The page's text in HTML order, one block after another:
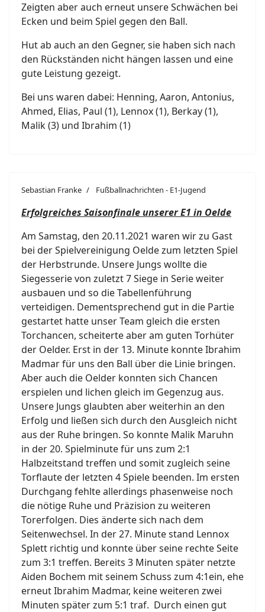
Zeigten aber auch erneut unsere Schwächen bei
Ecken und beim Spiel gegen den Ball.
Hut ab auch an den Gegner, sie haben sich nach
den Rückständen nicht hängen lassen und eine
gute Leistung gezeigt.
Bei uns waren dabei: Henning, Aaron, Antonius,
Ahmed, Elias, Paul (1), Lennox (1), Berkay (1),
Malik (3) und Ibrahim (1)
Sebastian Franke Fußballnachrichten - E1-Jugend
Erfolgreiches Saisonfinale unserer E1 in Oelde
Am Samstag, den 20.11.2021 waren wir zu Gast
bei der Spielvereinigung Oelde zum letzten Spiel
der Herbstrunde. Unsere Jungs wollte die
Siegesserie von zuletzt 7 Siege in Serie weiter
ausbauen und so die Tabellenführung
verteidigen. Dementsprechend gut in die Partie
gestartet hatte unser Team gleich die ersten
Torchancen, scheiterte aber am guten Torhüter
der Oelder. Erst in der 13. Minute konnte Ibrahim
Madmar für uns den Ball über die Linie bringen.
Aber auch die Oelder konnten sich Chancen
erspielen und lichen gleich im Gegenzug aus.
Unsere Jungs glaubten aber weiterhin an den
Erfolg und ließen sich durch den Ausgleich nicht
aus der Ruhe bringen. So konnte Malik Maruhn
in der 20. Spielminute für uns zum 2:1
Halbzeitstand treffen und somit zugleich seine
Torflaute der letzten 4 Spiele beenden. Im ersten
Durchgang fehlte allerdings phasenweise noch
die nötige Ruhe und Präzision zu weiteren
Torerfolgen. Dies änderte sich nach dem
Seitenwechsel. In der 27. Minute stand Lennox
Splett richtig und konnte über seine rechte Seite
zum 3:1 treffen. Bereits 3 Minuten später netzte
Aiden Bochem mit seinem Schuss zum 4:1ein, ehe
erneut Ibrahim Madmar, keine weiteren zwei
Minuten später zum 5:1 traf. Durch einen gut